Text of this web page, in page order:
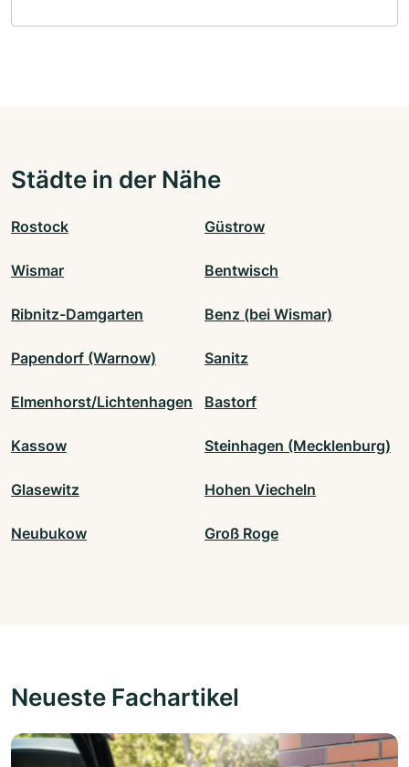
Städte in der Nähe
Rostock Güstrow
Wismar Bentwisch
Ribnitz-Damgarten Benz (bei Wismar)
Papendorf (Warnow) Sanitz
Elmenhorst/Lichtenhagen Bastorf
Kassow Steinhagen (Mecklenburg)
Glasewitz Hohen Viecheln
Neubukow Groß Roge
Neueste Fachartikel